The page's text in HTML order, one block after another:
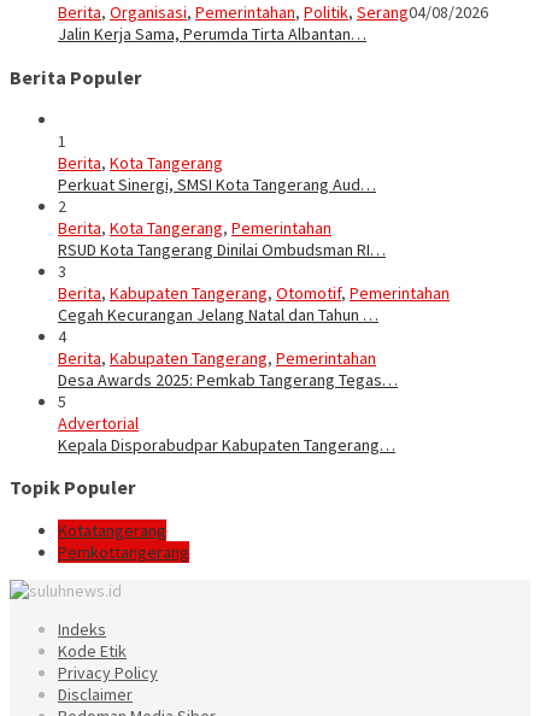
Berita, Organisasi, Pemerintahan, Politik, Serang04/08/2026
Jalin Kerja Sama, Perumda Tirta Albantan…
Berita Populer
1
Berita, Kota Tangerang
Perkuat Sinergi, SMSI Kota Tangerang Aud…
2
Berita, Kota Tangerang, Pemerintahan
RSUD Kota Tangerang Dinilai Ombudsman RI…
3
Berita, Kabupaten Tangerang, Otomotif, Pemerintahan
Cegah Kecurangan Jelang Natal dan Tahun …
4
Berita, Kabupaten Tangerang, Pemerintahan
Desa Awards 2025: Pemkab Tangerang Tegas…
5
Advertorial
Kepala Disporabudpar Kabupaten Tangerang…
Topik Populer
Kotatangerang
Pemkottangerang
Indeks
Kode Etik
Privacy Policy
Disclaimer